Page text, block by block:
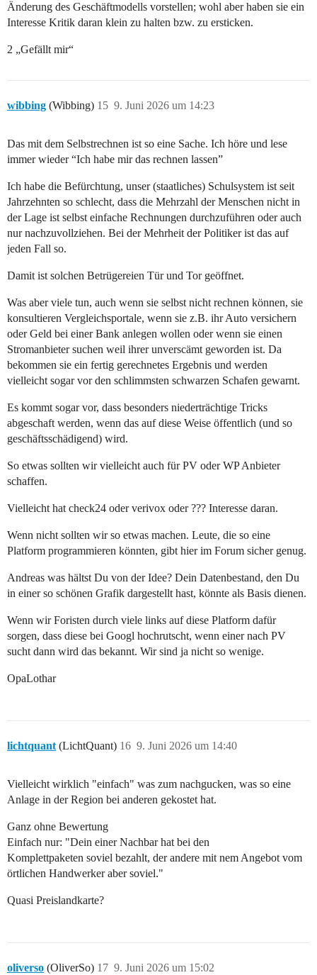
Änderung des Geschäftmodells vorstellen; wohl aber haben sie ein
Interesse Kritik daran klein zu halten bzw. zu ersticken.
2 „Gefällt mir“
wibbing (Wibbing) 9. Juni 2026 um 14:23
15
Das mit dem Selbstrechnen ist so eine Sache. Ich höre und lese
immer wieder “Ich habe mir das rechnen lassen”
Ich habe die Befürchtung, unser (staatliches) Schulsystem ist seit
Jahrzehnten so schlecht, dass die Mehrzahl der Menschen nicht in
der Lage ist selbst einfache Rechnungen durchzuführen oder auch
nur nachzuvollziehen. Bei der Mehrheit der Politiker ist das auf
jeden Fall so.
Damit ist solchen Betrügereien Tür und Tor geöffnet.
Was aber viele tun, auch wenn sie selbst nicht rechnen können, sie
konsultieren Vergleichsportale, wenn sie z.B. ihr Auto versichern
oder Geld bei einer Bank anlegen wollen oder wenn sie einen
Stromanbieter suchen weil ihrer unverscämt geworden ist. Da
bekommen sie ein fertig gerechnetes Ergebnis und werden
vielleicht sogar vor den schlimmsten schwarzen Schafen gewarnt.
Es kommt sogar vor, dass besonders niederträchtige Tricks
abgeschaft werden, wenn das auf diese Weise öffentlich (und so
geschäftsschädigend) wird.
So etwas sollten wir vielleicht auch für PV oder WP Anbieter
schaffen.
Vielleicht hat check24 oder verivox oder ??? Interesse daran.
Wenn nicht sollten wir so etwas machen. Leute, die so eine
Platform programmieren könnten, gibt hier im Forum sicher genug.
Andreas was hältst Du von der Idee? Dein Datenbestand, den Du
in einer so schönen Grafik dargestellt hast, könnte als Basis dienen.
Wenn wir Foristen durch viele links auf diese Platform dafür
sorgen, dass diese bei Googl hochrutscht, wenn einer nach PV
sucht dann wird das bekannt. Wir sind ja nicht so wenige.
OpaLothar
lichtquant (LichtQuant) 9. Juni 2026 um 14:40
16
Vielleicht wirklich "einfach" was zum nachgucken, was so eine
Anlage in der Region bei anderen gekostet hat.
Ganz ohne Bewertung
Einfach nur: "Dein einer Nachbar hat bei den
Komplettpaketen soviel bezahlt, der andere mit nem Angebot vom
örtlichen Handwerker aber soviel."
Quasi Preislandkarte?
oliverso (OliverSo) 9. Juni 2026 um 15:02
17